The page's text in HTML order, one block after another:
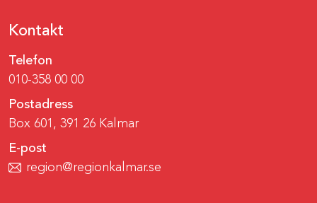
Kontakt
Telefon
010-358 00 00
Postadress
Box 601, 391 26 Kalmar
E-post
region@regionkalmar.se